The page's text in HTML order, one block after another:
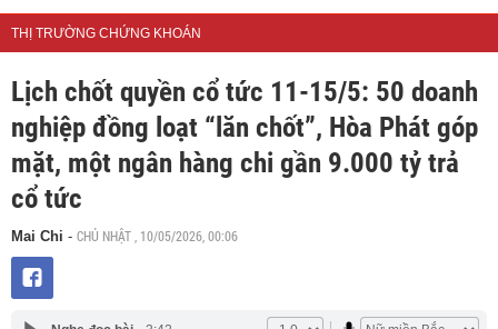
THỊ TRƯỜNG CHỨNG KHOÁN
Lịch chốt quyền cổ tức 11-15/5: 50 doanh
nghiệp đồng loạt “lăn chốt”, Hòa Phát góp
mặt, một ngân hàng chi gần 9.000 tỷ trả
cổ tức
Mai Chi - CHỦ NHẬT , 10/05/2026, 00:06